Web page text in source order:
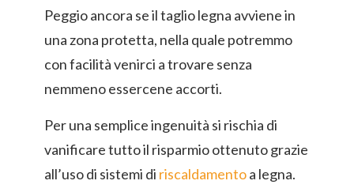
Peggio ancora se il taglio legna avviene in
una zona protetta, nella quale potremmo
con facilità venirci a trovare senza
nemmeno essercene accorti.
Per una semplice ingenuità si rischia di
vanificare tutto il risparmio ottenuto grazie
all’uso di sistemi di riscaldamentoa legna.